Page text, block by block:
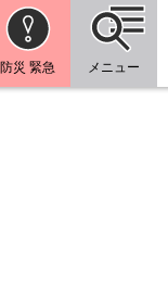
防災 緊急 メニュー